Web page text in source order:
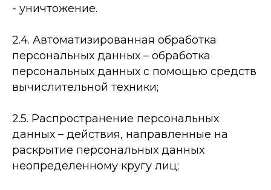
- уничтожение.
2.4. Автоматизированная обработка
персональных данных – обработка
персональных данных с помощью средств
вычислительной техники;
2.5. Распространение персональных
данных – действия, направленные на
раскрытие персональных данных
неопределенному кругу лиц;